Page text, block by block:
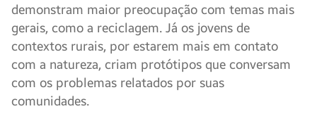
demonstram maior preocupação com temas mais
gerais, como a reciclagem. Já os jovens de
contextos rurais, por estarem mais em contato
com a natureza, criam protótipos que conversam
com os problemas relatados por suas
comunidades.